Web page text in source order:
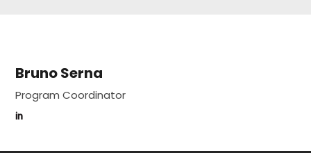
Bruno Serna
Program Coordinator